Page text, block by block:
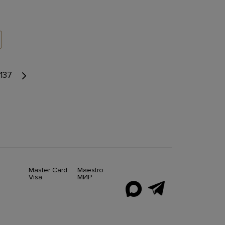
137
Master Card
Visa
Maestro
МИР